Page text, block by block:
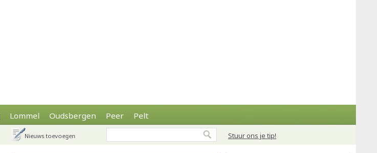
Lommel Oudsbergen Peer Pelt
Stuur ons je tip!
Nieuws toevoegen